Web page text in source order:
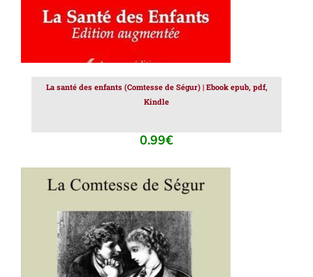
La santé des enfants (Comtesse de Ségur) | Ebook epub, pdf,
Kindle
0.99€